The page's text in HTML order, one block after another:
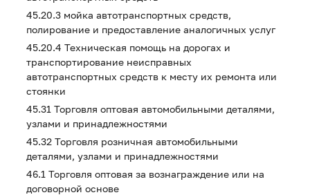
45.20.3 мойка автотранспортных средств,
полирование и предоставление аналогичных услуг
45.20.4 Техническая помощь на дорогах и
транспортирование неисправных
автотранспортных средств к месту их ремонта или
стоянки
45.31 Торговля оптовая автомобильными деталями,
узлами и принадлежностями
45.32 Торговля розничная автомобильными
деталями, узлами и принадлежностями
46.1 Торговля оптовая за вознаграждение или на
договорной основе